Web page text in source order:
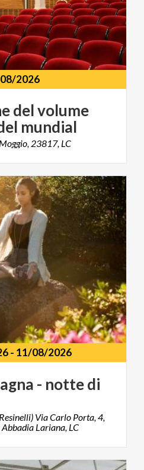
2026
delvolume
mundial
Moggio, 23817, LC
- 11/08/2026
- nottedi
Via Carlo Porta, 4,
Lariana, LC